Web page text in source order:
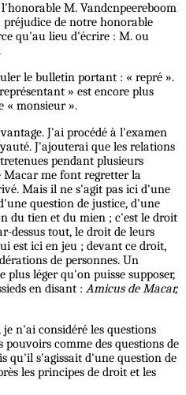
M. Vandcnpeereboom
de notre honorable
qu'au lieu d'écrire : M. ou
le bulletin portant : « repré ».
» est encore plus
« monsieur ».
J'ai procédé à l'examen
J'ajouterai que les relations
pendant plusieurs
Macar me font regretter la
Mais il ne s'agit pas ici d'une
question de justice, d'une
du tien et du mien ; c'est le droit
dessus tout, le droit de leurs
est ici en jeu ; devant ce droit,
de personnes. Un
plus léger qu'on puisse supposer,
en disant : Amicus de Macar,
n'ai considéré les questions
comme des questions de
qu'il s'agissait d'une question de
les principes de droit et les